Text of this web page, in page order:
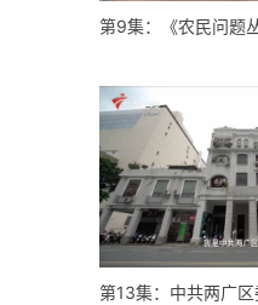
第9集：《农民问题
第13集：中共两广